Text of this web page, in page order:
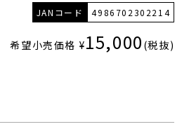
JANコード 4986702302214
希望小売価格 ¥15,000 (税抜)